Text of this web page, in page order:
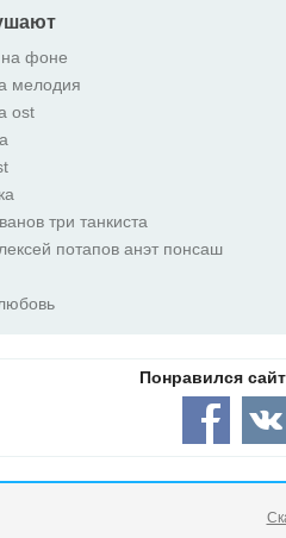
на фоне
мелодия
ost
три танкиста
потапов анэт понсаш